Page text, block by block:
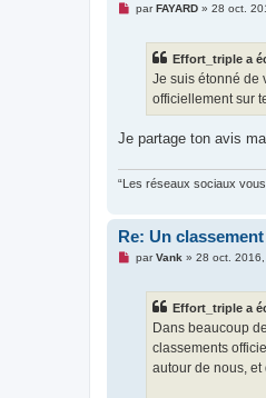
M
l
par FAYARD» 28 oct.
Effort_triple a
Je suis étonné de
officiellement sur
Je partage ton avis
“Les réseaux sociaux
Re: Un
MparVank» 28 oct.
Effort_triple a
Dans beaucoup
classements
autour de nous,